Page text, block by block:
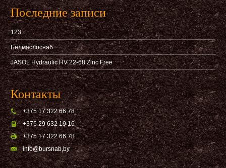
Последние записи
123
Белмаслоснаб
JASOL Hydraulic HV 22-68 Zinc Free
Контакты
+375 17 322 66 78
+375 29 632 19 16
+375 17 322 66 78
info@bursnab,by